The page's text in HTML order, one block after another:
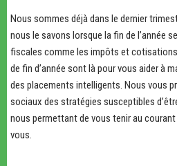
Nous sommes déjà dans le dernier
nous le savons lorsque la fin de l’année
fiscales comme les impôts et
de fin d’année sont là pour vous aider à
des placements intelligents. Nous vous
sociaux des stratégies susceptibles
nous permettant de vous tenir au
vous.